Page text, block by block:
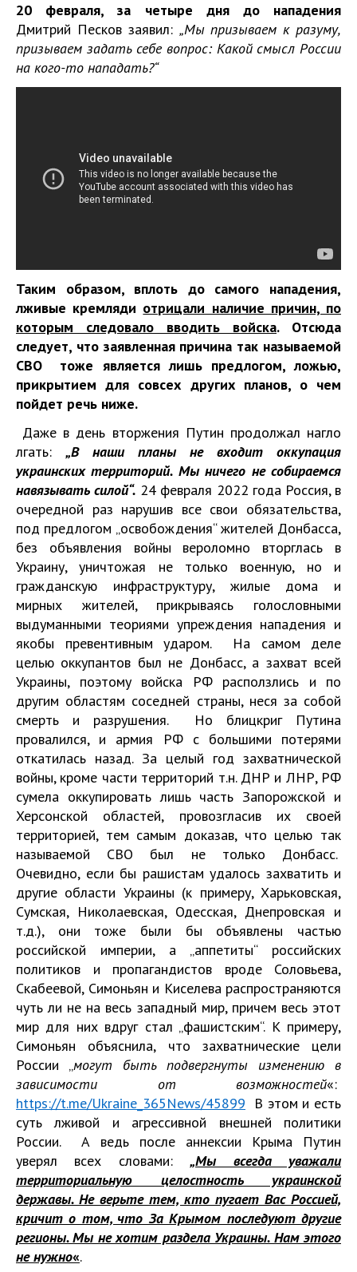
20 февраля, за четыре дня до нападения
Дмитрий Песков заявил: „Мы призываем к разуму,
призываем задать себе вопрос: Какой смысл России
на кого-то нападать?“
Таким образом, вплоть до самого нападения,
лживые кремляди отрицали наличие причин, по
которым следовало вводить войска. Отсюда
следует, что заявленная причина так называемой
СВО тоже является лишь предлогом, ложью,
прикрытием для совсех других планов, о чем
пойдет речь ниже.
Даже в день вторжения Путин продолжал нагло
лгать: „В наши планы не входит оккупация
украинских территорий. Мы ничего не собираемся
навязывать силой“. 24 февраля 2022 года Россия, в
очередной раз нарушив все свои обязательства,
под предлогом „освобождения“ жителей Донбасса,
без объявления войны вероломно вторглась в
Украину, уничтожая не только военную, но и
гражданскую инфраструктуру, жилые дома и
мирных жителей, прикрываясь голословными
выдуманными теориями упреждения нападения и
якобы превентивным ударом. На самом деле
целью оккупантов был не Донбасс, а захват всей
Украины, поэтому войска РФ расползлись и по
другим областям соседней страны, неся за собой
смерть и разрушения. Но блицкриг Путина
провалился, и армия РФ с большими потерями
откатилась назад. За целый год захватнической
войны, кроме части территорий т.н. ДНР и ЛНР, РФ
сумела оккупировать лишь часть Запорожской и
Херсонской областей, провозгласив их своей
территорией, тем самым доказав, что целью так
называемой СВО был не только Донбасс.
Очевидно, если бы рашистам удалось захватить и
другие области Украины (к примеру, Харьковская,
Сумская, Николаевская, Одесская, Днепровская и
т.д.), они тоже были бы объявлены частью
российской империи, а „аппетиты“ российских
политиков и пропагандистов вроде Соловьева,
Скабеевой, Симоньян и Киселева распространяются
чуть ли не на весь западный мир, причем весь этот
мир для них вдруг стал „фашистским“. К примеру,
Симоньян объяснила, что захватнические цели
России „могут быть подвергнуты изменению в
зависимости от возможностей«:
https://t.me/Ukraine_365News/45899 В этом и есть
суть лживой и агрессивной внешней политики
России. А ведь после аннексии Крыма Путин
уверял всех словами:„Мы всегда уважали
территориальную целостность украинской
державы. Не верьте тем, кто пугает Вас Россией,
кричит о том, что За Крымом последуют другие
регионы. Мы не хотим раздела Украины. Нам этого
не нужно«.